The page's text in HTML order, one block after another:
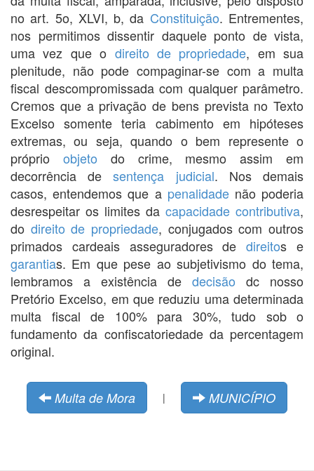
no art. 5o, XLVI, b, da Constituição. Entrementes,
nos permitimos dissentir daquele ponto de vista,
uma vez que o direito de propriedade, em sua
plenitude, não pode compaginar-se com a multa
fiscal descompromissada com qualquer parâmetro.
Cremos que a privação de bens prevista no Texto
Excelso somente teria cabimento em hipóteses
extremas, ou seja, quando o bem represente o
próprio objeto do crime, mesmo assim em
decorrência desentença judicial. Nos demais
casos, entendemos que a penalidadenão poderia
desrespeitar os limites da capacidade contributiva,
do direito de propriedade, conjugados com outros
primados cardeais asseguradores dedireitos e
garantias. Em que pese ao subjetivismo do tema,
lembramos a existência de decisão dc nosso
Pretório Excelso, em que reduziu uma determinada
multa fiscal de 100% para 30%, tudo sob o
fundamento da confiscatoriedade da percentagem
original.
Multa de Mora | MUNICÍPIO